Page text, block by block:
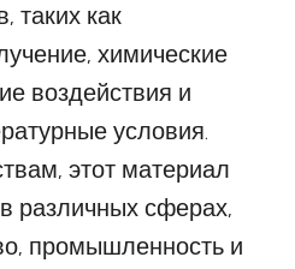
таких как
химические
воздействия и
условия.
этот материал
различных сферах,
промышленность и